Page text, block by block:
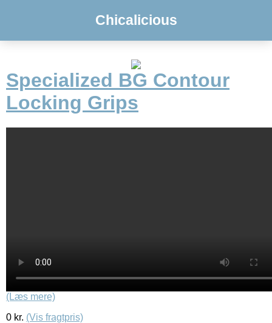
Chicalicious
Specialized BG Contour
Locking Grips
(Læs mere)
0 kr. (Vis fragtpris)